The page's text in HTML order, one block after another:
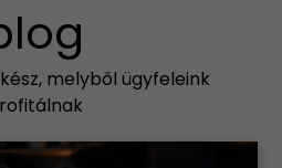
melyből ügyfeleink